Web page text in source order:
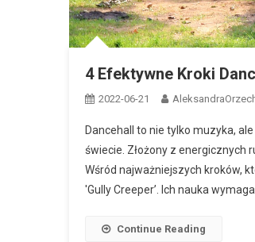
4 Efektywne Kroki
2022-06-21
Dancehall to nie tylko muzyka,
świecie. Złożony z energicznych
Wśród najważniejszych kroków,
'Gully Creeper’. Ich nauka wymaga
Continue Reading